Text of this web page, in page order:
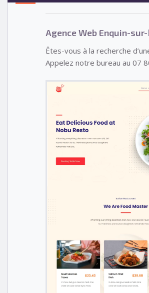
Agence Web Enquin-
Êtes-vous à la recherche
Appelez notre bureau au 07